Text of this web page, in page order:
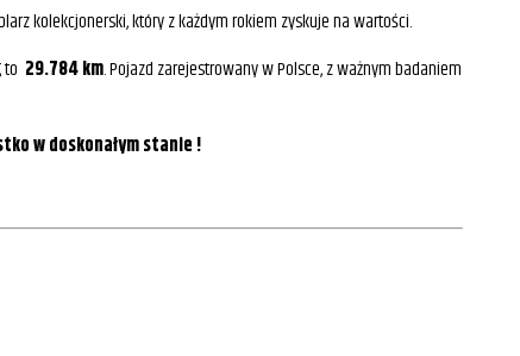
kolekcjonerski, który z każdym rokiem zyskuje na wartości.
29.784 km. Pojazd zarejestrowany w Polsce, z ważnym badaniem
w doskonałym stanie !